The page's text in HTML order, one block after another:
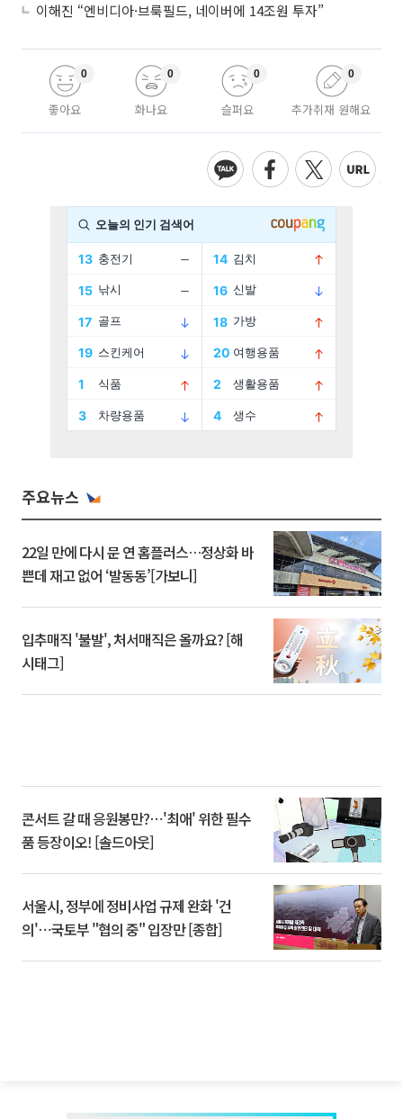
이해진 “엔비디아·브룩필드, 네이버에 14조원 투자”
좋아요
0
화나요
0
슬퍼요
0
추가취재 원해요
0
주요뉴스
22일 만에 다시 문 연 홈플러스…정상화 바
쁜데 재고 없어 ‘발동동’[가보니]
입추매직 '불발', 처서매직은 올까요? [해
시태그]
콘서트 갈 때 응원봉만?⋯'최애' 위한 필수
품 등장이오! [솔드아웃]
서울시, 정부에 정비사업 규제 완화 '건
의'⋯국토부 "협의 중" 입장만 [종합]